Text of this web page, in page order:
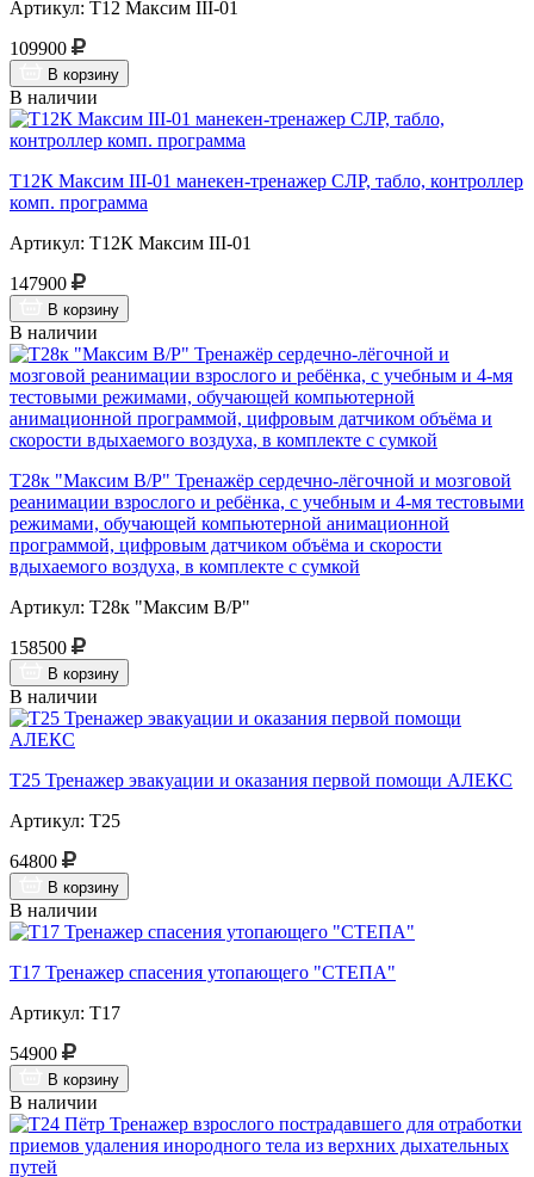
Артикул: Т12 Максим III-01
109900
В корзину
В наличии
Т12К Максим III-01 манекен-тренажер СЛР, табло, контроллер
комп. программа
Артикул: Т12К Максим III-01
147900
В корзину
В наличии
Т28к "Максим В/Р" Тренажёр сердечно-лёгочной и мозговой
реанимации взрослого и ребёнка, с учебным и 4-мя тестовыми
режимами, обучающей компьютерной анимационной
программой, цифровым датчиком объёма и скорости
вдыхаемого воздуха, в комплекте с сумкой
Артикул: Т28к "Максим В/Р"
158500
В корзину
В наличии
Т25 Тренажер эвакуации и оказания первой помощи АЛЕКС
Артикул: Т25
64800
В корзину
В наличии
Т17 Тренажер спасения утопающего "СТЕПА"
Артикул: Т17
54900
В корзину
В наличии